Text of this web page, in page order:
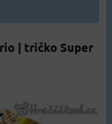
| tričko Super